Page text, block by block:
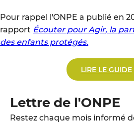
Pour rappel l'ONPE a publié en
rapport Écouter pour Agir, la
des enfants protégés.
LIRE LE GUIDE
Lettre de l'ONPE
Restez chaque mois informé